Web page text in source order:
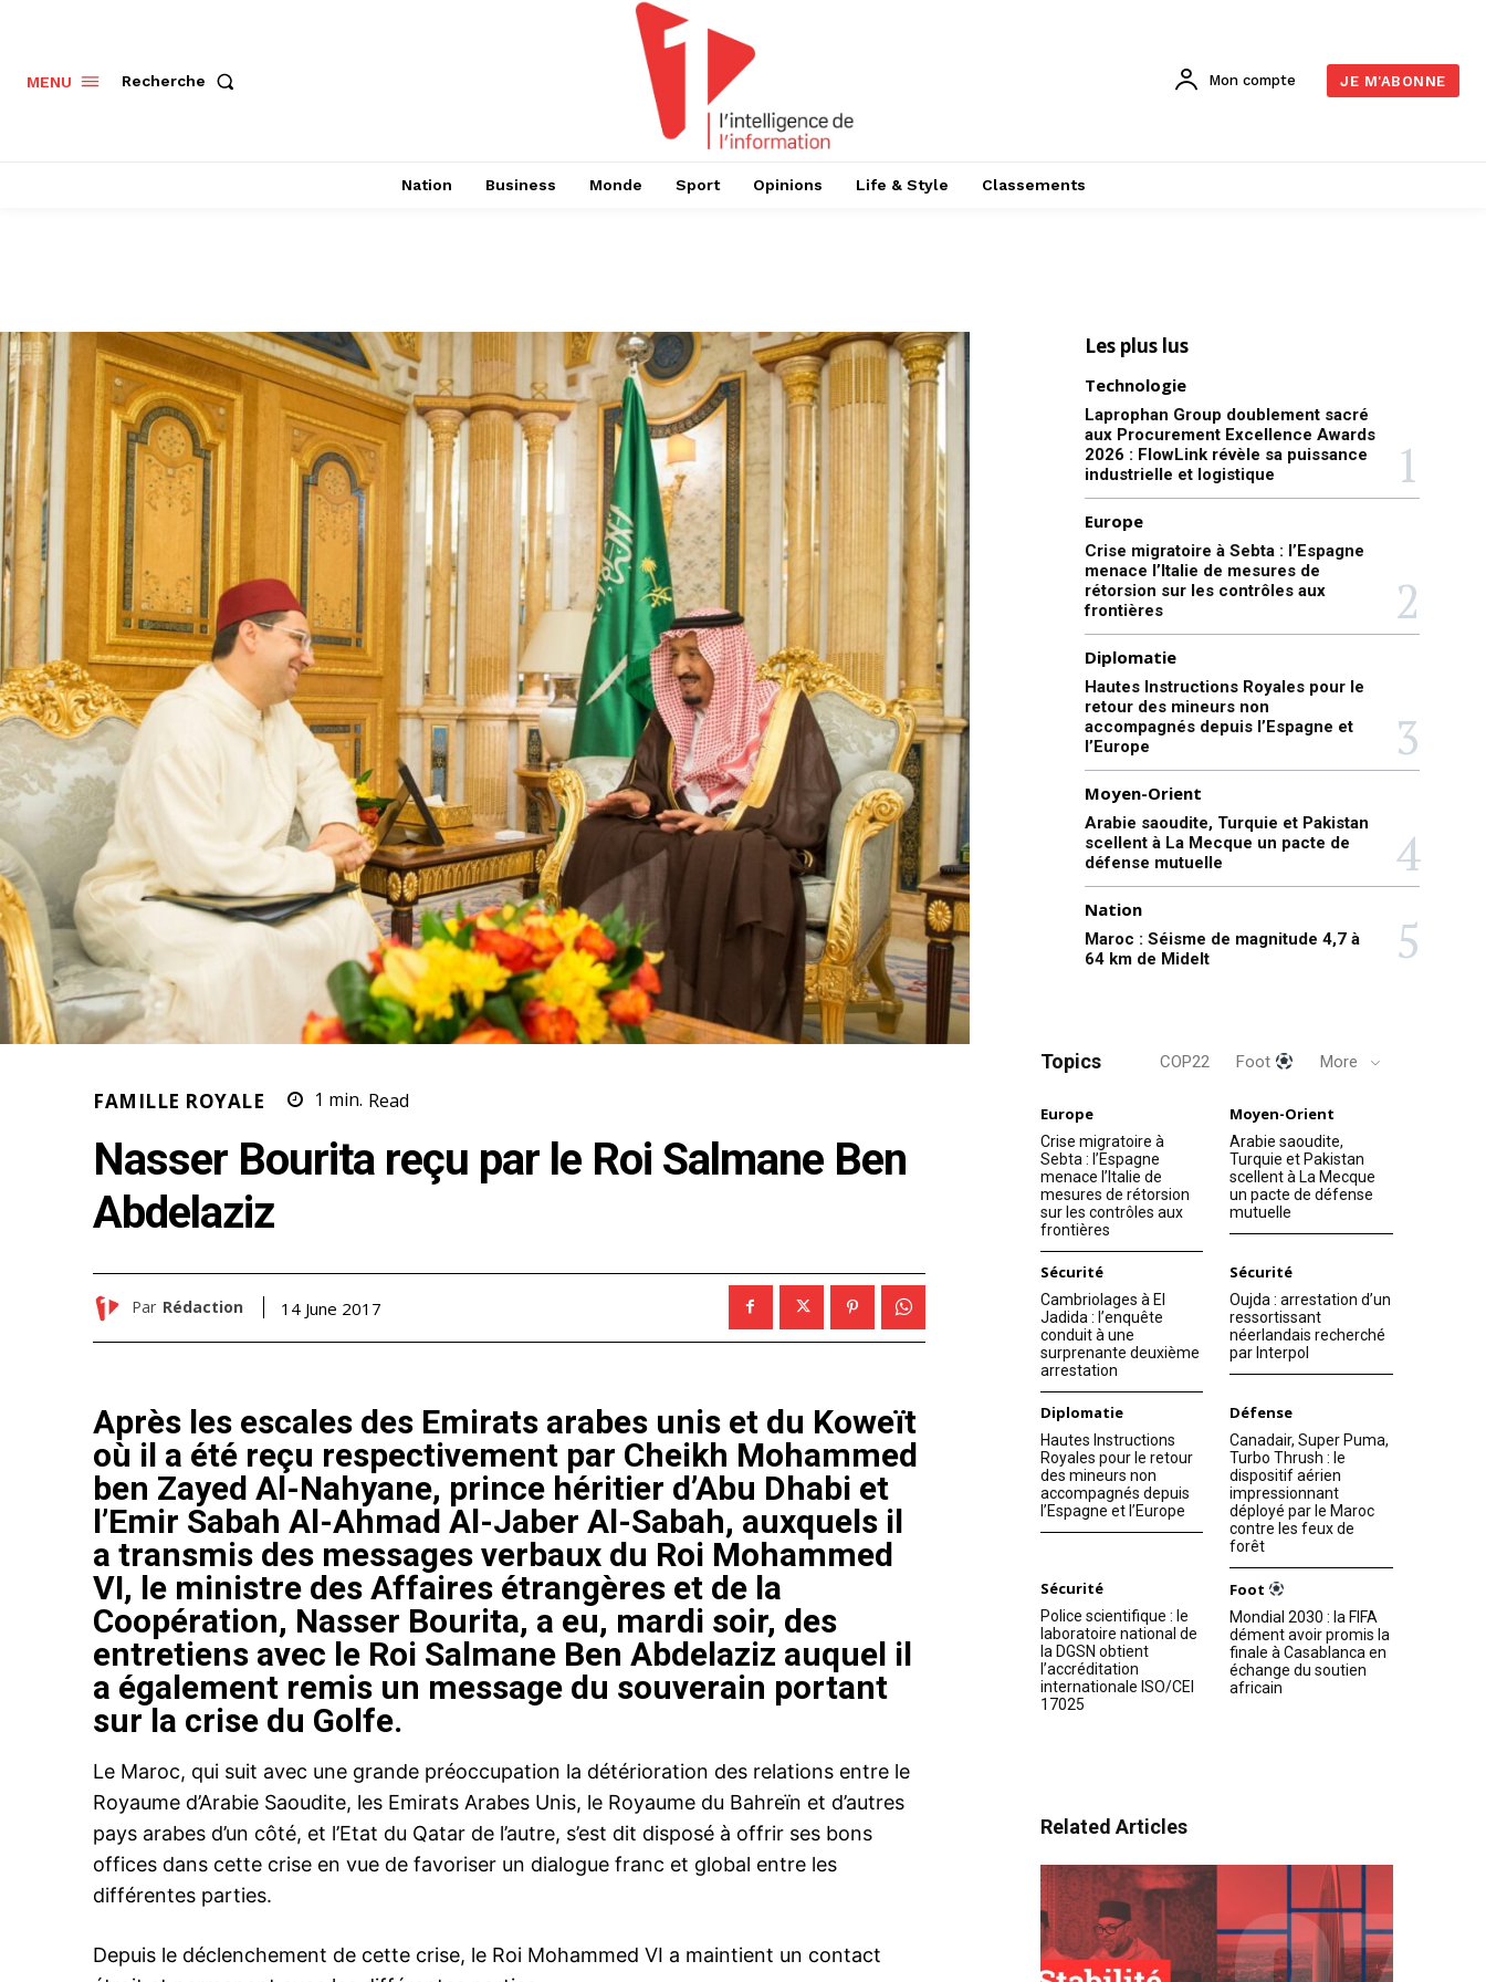
MENU Recherche Mon compte JE M'ABONNE
Nation Business Monde Sport Opinions Life & Style Classements
FAMILLE ROYALE 1 min. Read
Nasser Bourita reçu par le Roi Salmane Ben
Abdelaziz
Par Rédaction 14 June 2017
Après les escales des Emirats arabes unis et du Koweït
où il a été reçu respectivement par Cheikh Mohammed
ben Zayed Al-Nahyane, prince héritier d’Abu Dhabi et
l’Emir Sabah Al-Ahmad Al-Jaber Al-Sabah, auxquels il
a transmis des messages verbaux du Roi Mohammed
VI, le ministre des Affaires étrangères et de la
Coopération, Nasser Bourita, a eu, mardi soir, des
entretiens avec le Roi Salmane Ben Abdelaziz auquel il
a également remis un message du souverain portant
sur la crise du Golfe.
Le Maroc, qui suit avec une grande préoccupation la détérioration des relations entre le
Royaume d’Arabie Saoudite, les Emirats Arabes Unis, le Royaume du Bahreïn et d’autres
pays arabes d’un côté, et l’Etat du Qatar de l’autre, s’est dit disposé à offrir ses bons
offices dans cette crise en vue de favoriser un dialogue franc et global entre les
différentes parties.
Depuis le déclenchement de cette crise, le Roi Mohammed VI a maintient un contact
Les plus lus
Technologie
Laprophan Group doublement sacré
aux Procurement Excellence Awards
2026 : FlowLink révèle sa puissance
industrielle et logistique
Europe
Crise migratoire à Sebta : l’Espagne
menace l’Italie de mesures de
rétorsion sur les contrôles aux
frontières
Diplomatie
Hautes Instructions Royales pour le
retour des mineurs non
accompagnés depuis l’Espagne et
l’Europe
Moyen-Orient
Arabie saoudite, Turquie et Pakistan
scellent à La Mecque un pacte de
défense mutuelle
Nation
Maroc : Séisme de magnitude 4,7 à
64 km de Midelt
Topics COP22 Foot More
Europe
Crise migratoire à
Sebta : l’Espagne
menace l’Italie de
mesures de rétorsion
sur les contrôles aux
frontières
Moyen-Orient
Arabie saoudite,
Turquie et Pakistan
scellent à La Mecque
un pacte de défense
mutuelle
Sécurité
Cambriolages à El
Jadida : l’enquête
conduit à une
surprenante deuxième
arrestation
Sécurité
Oujda : arrestation d’un
ressortissant
néerlandais recherché
par Interpol
Diplomatie
Hautes Instructions
Royales pour le retour
des mineurs non
accompagnés depuis
l’Espagne et l’Europe
Défense
Canadair, Super Puma,
Turbo Thrush : le
dispositif aérien
impressionnant
déployé par le Maroc
contre les feux de
forêt
Sécurité
Police scientifique : le
laboratoire national de
la DGSN obtient
l’accréditation
internationale ISO/CEI
17025
Foot
Mondial 2030 : la FIFA
dément avoir promis la
finale à Casablanca en
échange du soutien
africain
Related Articles